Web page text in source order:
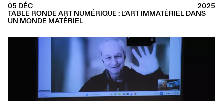
TABLE RONDE ART NUMÉRIQUE : L’ART IMMATÉRIEL DANS
UN MONDE MATÉRIEL
05 DÉC 2025